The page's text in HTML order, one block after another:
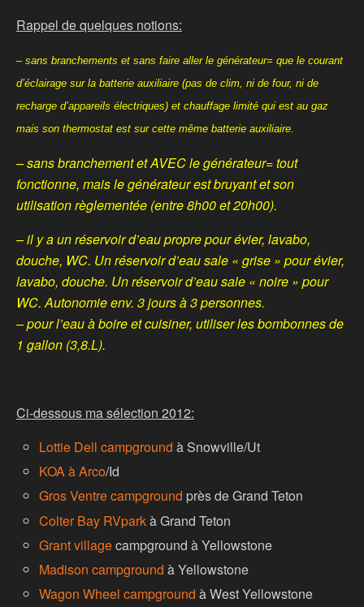
Rappel de quelques notions:
– sans branchements et sans faire aller le générateur= que le courant
d’éclairage sur la batterie auxiliaire (pas de clim, ni de four, ni de
recharge d’appareils électriques) et chauffage limité qui est au gaz
mais son thermostat est sur cette même batterie auxiliaire.
– sans branchement et AVEC le générateur= tout
fonctionne, mais le générateur est bruyant et son
utilisation règlementée (entre 8h00 et 20h00).
– il y a un réservoir d’eau propre pour évier, lavabo,
douche, WC. Un réservoir d’eau sale « grise » pour évier,
lavabo, douche. Un réservoir d’eau sale « noire » pour
WC. Autonomie env. 3 jours à 3 personnes.
– pour l’eau à boire et cuisiner, utiliser les bombonnes de
1 gallon (3,8.L).
Ci-dessous ma sélection 2012:
Lottie Dell campgroundà Snowville/Ut
KOA à Arco/Id
Gros Ventre campground près de Grand Teton
Colter Bay RVparkà Grand Teton
Grant villagecampground à Yellowstone
Madison campground à Yellowstone
Wagon Wheel campground à West Yellowstone